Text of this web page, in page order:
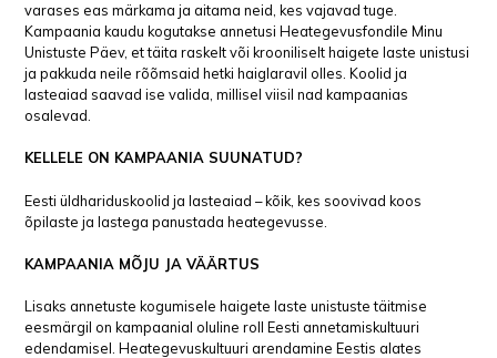
varases eas märkama ja aitama neid, kes vajavad tuge.
Kampaania kaudu kogutakse annetusi Heategevusfondile Minu
Unistuste Päev, et täita raskelt või krooniliselt haigete laste unistusi
ja pakkuda neile rõõmsaid hetki haiglaravil olles. Koolid ja
lasteaiad saavad ise valida, millisel viisil nad kampaanias
osalevad.
KELLELE ON KAMPAANIA SUUNATUD?
Eesti üldhariduskoolid ja lasteaiad – kõik, kes soovivad koos
õpilaste ja lastega panustada heategevusse.
KAMPAANIA MÕJU JA VÄÄRTUS
Lisaks annetuste kogumisele haigete laste unistuste täitmise
eesmärgil on kampaanial oluline roll Eesti annetamiskultuuri
edendamisel. Heategevuskultuuri arendamine Eestis alates